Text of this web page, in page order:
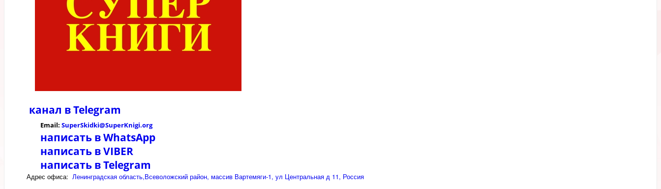
канал вTelegram
Email: SuperSkidki@SuperKnigi.org
написать в WhatsApp
написать в VIBER
написать в Telegram
Адрес офиса: Ленинградская область,Всеволожский район, массив Вартемяги-1, ул Центральная д 11, Россия